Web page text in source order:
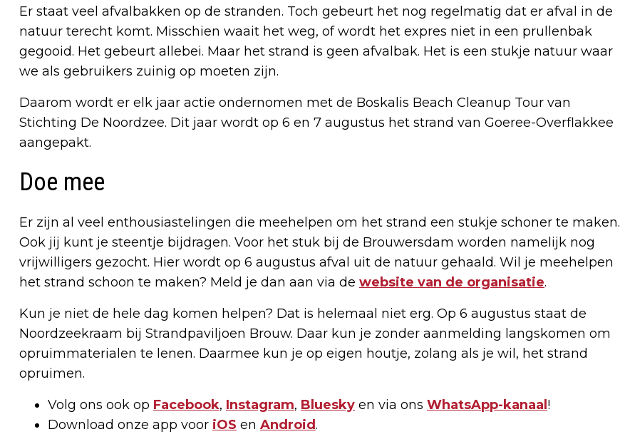
Er staat veel afvalbakken op de stranden. Toch gebeurt het nog regelmatig dat er afval in de
natuur terecht komt. Misschien waait het weg, of wordt het expres niet in een prullenbak
gegooid. Het gebeurt allebei. Maar het strand is geen afvalbak. Het is een stukje natuur waar
we als gebruikers zuinig op moeten zijn.
Daarom wordt er elk jaar actie ondernomen met de Boskalis Beach Cleanup Tour van
Stichting De Noordzee. Dit jaar wordt op 6 en 7 augustus het strand van Goeree-Overflakkee
aangepakt.
Doe mee
Er zijn al veel enthousiastelingen die meehelpen om het strand een stukje schoner te maken.
Ook jij kunt je steentje bijdragen. Voor het stuk bij de Brouwersdam worden namelijk nog
vrijwilligers gezocht. Hier wordt op 6 augustus afval uit de natuur gehaald. Wil je meehelpen
het strand schoon te maken? Meld je dan aan via de website van de organisatie.
Kun je niet de hele dag komen helpen? Dat is helemaal niet erg. Op 6 augustus staat de
Noordzeekraam bij Strandpaviljoen Brouw. Daar kun je zonder aanmelding langskomen om
opruimmaterialen te lenen. Daarmee kun je op eigen houtje, zolang als je wil, het strand
opruimen.
Volg ons ook op Facebook, Instagram, Bluesky en via ons WhatsApp-kanaal !
Download onze app voor iOS en Android.